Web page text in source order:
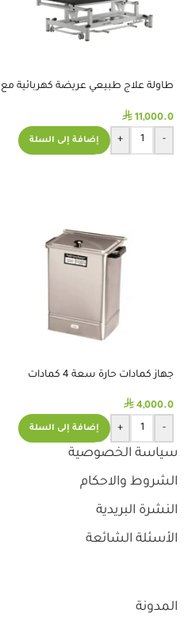
طاولة علاج طبيعي عريضة كهربائية مع
⃁ 11,000.0
-
+ إضافة إلى السلة
جهاز كمادات حارة سعة 4 كمادات
⃁ 4,000.0
-
+ إضافة إلى السلة
سياسة الخصوصية
الشروط والاحكام
النشرة البريدية
الأسئلة الشائعة
المدونة